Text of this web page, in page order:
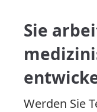
Sie
Werden Sie